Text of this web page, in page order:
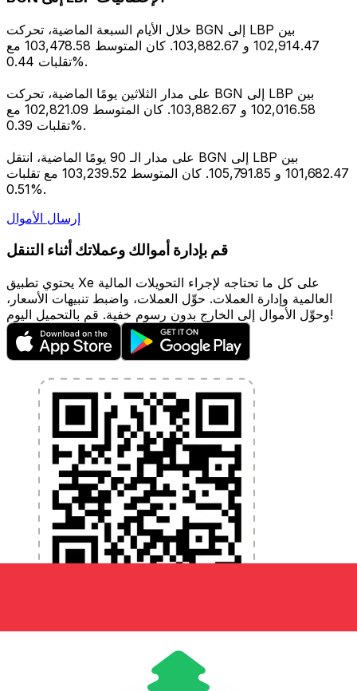
خلال الأيام السبعة الماضية، تحركت BGN إلى LBP بين
102,914.47 و 103,882.67. كان المتوسط 103,478.58 مع
تقلبات 0.44%.
على مدار الثلاثين يومًا الماضية، تحركت BGN إلى LBP بين
102,016.58 و 103,882.67. كان المتوسط 102,821.09 مع
تقلبات 0.39%.
على مدار الـ 90 يومًا الماضية، انتقل BGN إلى LBP بين
101,682.47 و 105,791.85. كان المتوسط 103,239.52 مع تقلبات
0.51%.
إرسال الأموال
قم بإدارة أموالك وعملاتك أثناء التنقل
يحتوي تطبيق Xe على كل ما تحتاجه لإجراء التحويلات المالية
العالمية وإدارة العملات. حوِّل العملات، واضبط تنبيهات الأسعار،
وحوِّل الأموال إلى الخارج بدون رسوم خفية. قم بالتحميل اليوم!